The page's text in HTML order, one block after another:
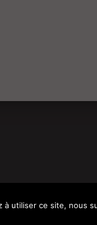
utiliser ce site, nous